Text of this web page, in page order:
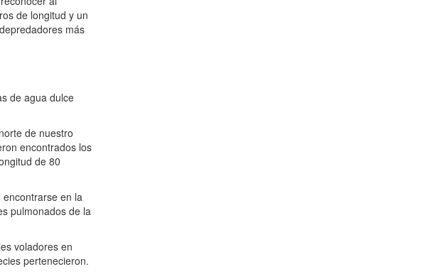
de longitud y un
más
de agua dulce
de nuestro
encontrados los
de 80
en la
pulmonados de la
voladores en
pertenecieron.